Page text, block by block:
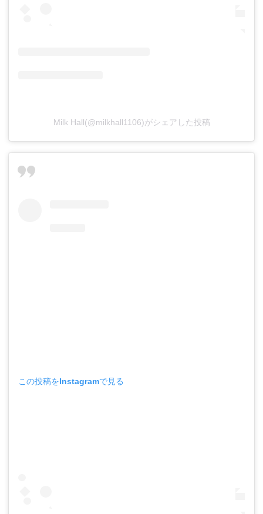
Milk Hall(@milkhall1106)がシェアした投稿
この投稿をInstagramで見る